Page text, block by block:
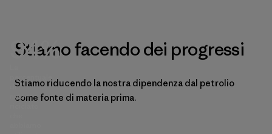
Stiamo facendo dei progressi
Stiamo riducendo la nostra dipendenza dal petrolio
come fonte di materia prima.
94%
percentuale
di
nylon